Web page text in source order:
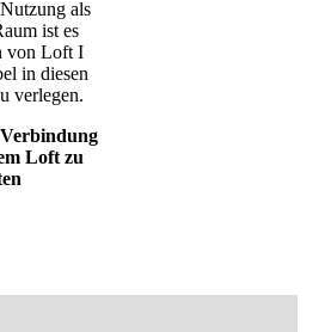
als
ist es
von Loft I
in diesen
verlegen.
Loft zu